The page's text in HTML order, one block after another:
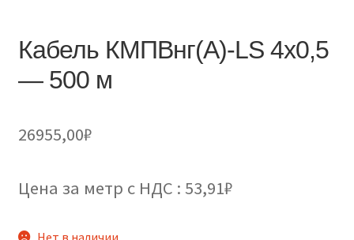
Кабель КМПВнг(А)-LS 4х0,5
— 500 м
26955,00₽
Цена за метр с НДС : 53,91₽
Нет в наличии